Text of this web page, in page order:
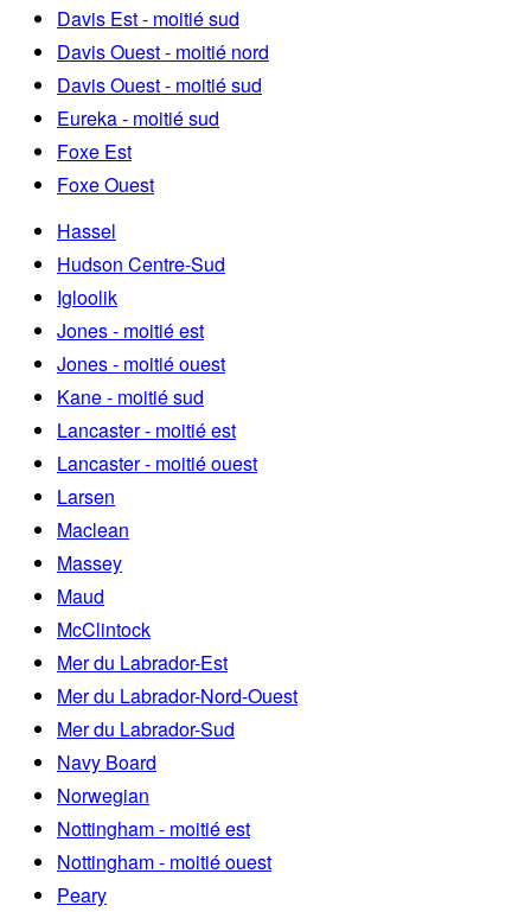
Davis Est - moitié sud
Davis Ouest - moitié nord
Davis Ouest - moitié sud
Eureka - moitié sud
Foxe Est
Foxe Ouest
Hassel
Hudson Centre-Sud
Igloolik
Jones - moitié est
Jones - moitié ouest
Kane - moitié sud
Lancaster - moitié est
Lancaster - moitié ouest
Larsen
Maclean
Massey
Maud
McClintock
Mer du Labrador-Est
Mer du Labrador-Nord-Ouest
Mer du Labrador-Sud
Navy Board
Norwegian
Nottingham - moitié est
Nottingham - moitié ouest
Peary